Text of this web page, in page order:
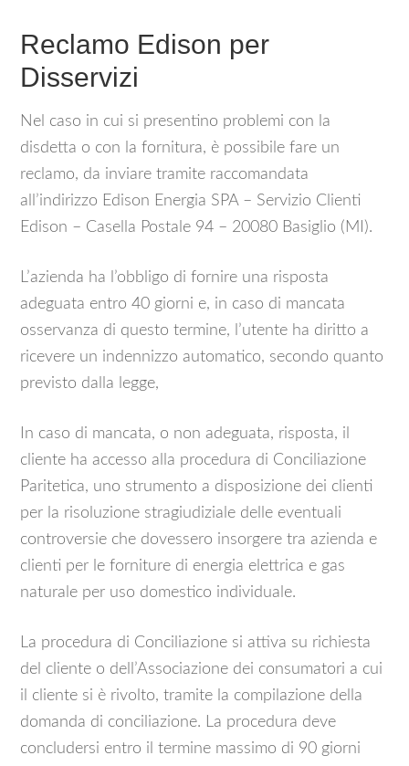
Reclamo Edison per
Disservizi
Nel caso in cui si presentino problemi con la
disdetta o con la fornitura, è possibile fare un
reclamo, da inviare tramite raccomandata
all’indirizzo Edison Energia SPA – Servizio Clienti
Edison – Casella Postale 94 – 20080 Basiglio (MI).
L’azienda ha l’obbligo di fornire una risposta
adeguata entro 40 giorni e, in caso di mancata
osservanza di questo termine, l’utente ha diritto a
ricevere un indennizzo automatico, secondo quanto
previsto dalla legge,
In caso di mancata, o non adeguata, risposta, il
cliente ha accesso alla procedura di Conciliazione
Paritetica, uno strumento a disposizione dei clienti
per la risoluzione stragiudiziale delle eventuali
controversie che dovessero insorgere tra azienda e
clienti per le forniture di energia elettrica e gas
naturale per uso domestico individuale.
La procedura di Conciliazione si attiva su richiesta
del cliente o dell’Associazione dei consumatori a cui
il cliente si è rivolto, tramite la compilazione della
domanda di conciliazione. La procedura deve
concludersi entro il termine massimo di 90 giorni